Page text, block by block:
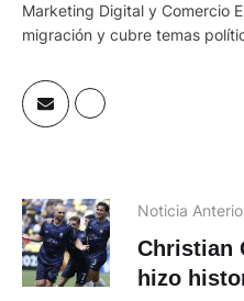
Marketing Digital y Comercio
migración y cubre temas
Noticia
Christian
hizo